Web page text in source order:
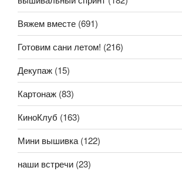
Вяжем вместе (691)
Готовим сани летом! (216)
Декупаж (15)
Картонаж (83)
КиноКлуб (163)
Мини вышивка (122)
наши встречи (23)